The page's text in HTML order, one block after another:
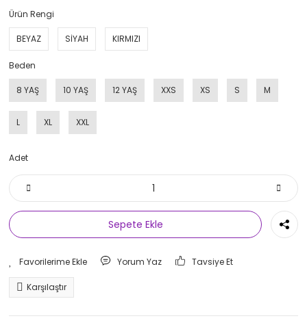
Ürün Rengi
BEYAZ SİYAH KIRMIZI
Beden
8 YAŞ 10 YAŞ 12 YAŞ XXS XS S M
L XL XXL
Adet
Sepete Ekle
Yorum Yaz Tavsiye Et
Karşılaştır